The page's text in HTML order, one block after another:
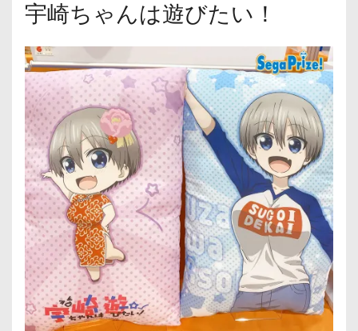
宇崎ちゃんは遊びたい！